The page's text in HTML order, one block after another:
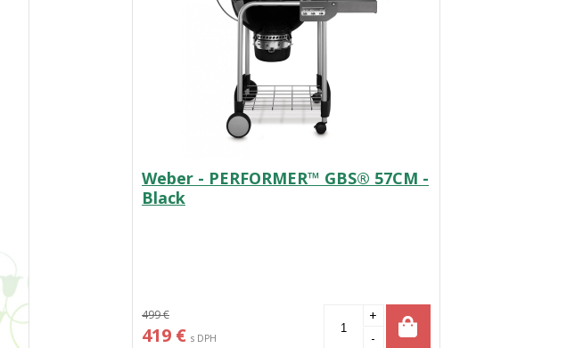
Weber - PERFORMER™ GBS® 57CM -
Black
499 €
419 € s DPH -
+